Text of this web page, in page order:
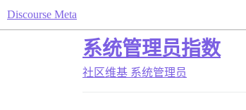
Discourse Meta
系统管理员指数
社区维基 系统管理员